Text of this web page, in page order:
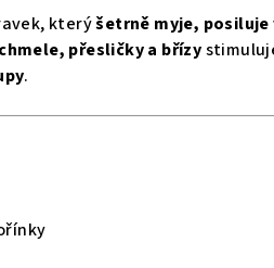
kterýšetrně myje,
přesličky a břízy
.